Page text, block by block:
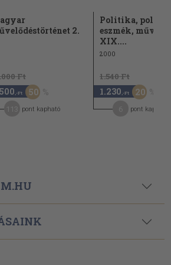
2.
Ft
,-Ft 50
pont kapható
Politika,
eszmék,
XIX....
2000
1.540 Ft
1.230 ,-Ft 20
pont kapható